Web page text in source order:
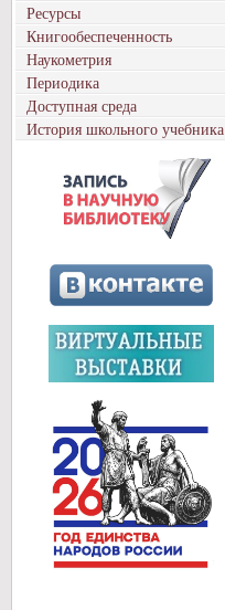
Ресурсы
Книгообеспеченность
Наукометрия
Периодика
Доступная среда
История школьного учебника